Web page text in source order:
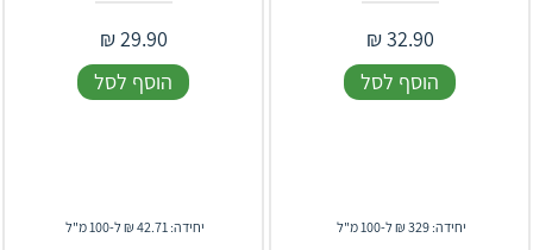
32.90
₪
הוסף לסל
יחידה: 329 ₪ ל-100 מ"ל
29.90
₪
הוסף לסל
יחידה: 42.71 ₪ ל-100 מ"ל